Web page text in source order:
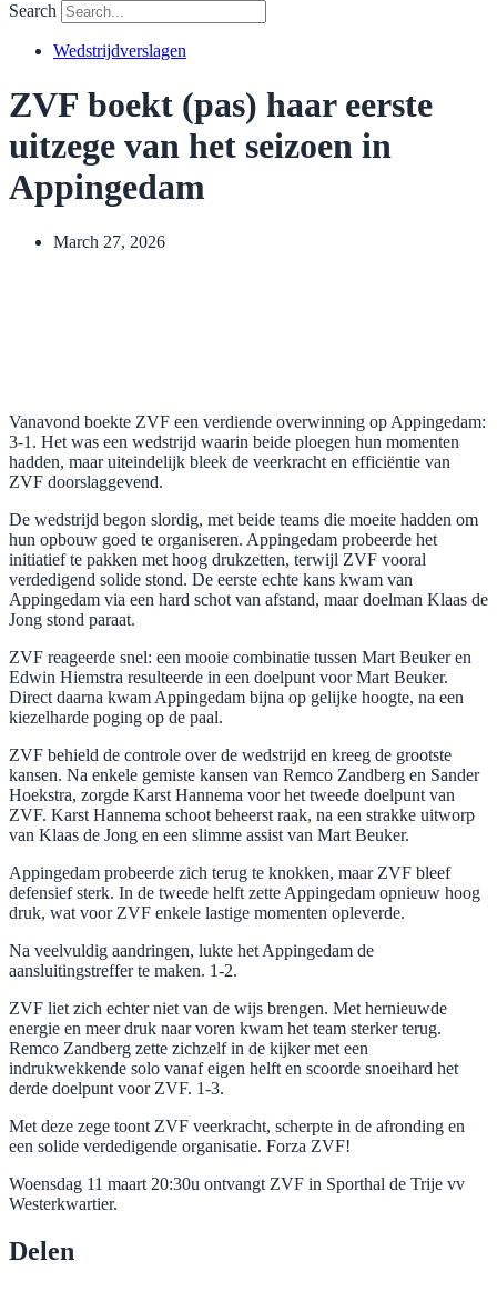
Search
Wedstrijdverslagen
ZVF boekt (pas) haar eerste
uitzege van het seizoen in
Appingedam
March 27, 2026
Vanavond boekte ZVF een verdiende overwinning op Appingedam:
3-1. Het was een wedstrijd waarin beide ploegen hun momenten
hadden, maar uiteindelijk bleek de veerkracht en efficiëntie van
ZVF doorslaggevend.
De wedstrijd begon slordig, met beide teams die moeite hadden om
hun opbouw goed te organiseren. Appingedam probeerde het
initiatief te pakken met hoog drukzetten, terwijl ZVF vooral
verdedigend solide stond. De eerste echte kans kwam van
Appingedam via een hard schot van afstand, maar doelman Klaas de
Jong stond paraat.
ZVF reageerde snel: een mooie combinatie tussen Mart Beuker en
Edwin Hiemstra resulteerde in een doelpunt voor Mart Beuker.
Direct daarna kwam Appingedam bijna op gelijke hoogte, na een
kiezelharde poging op de paal.
ZVF behield de controle over de wedstrijd en kreeg de grootste
kansen. Na enkele gemiste kansen van Remco Zandberg en Sander
Hoekstra, zorgde Karst Hannema voor het tweede doelpunt van
ZVF. Karst Hannema schoot beheerst raak, na een strakke uitworp
van Klaas de Jong en een slimme assist van Mart Beuker.
Appingedam probeerde zich terug te knokken, maar ZVF bleef
defensief sterk. In de tweede helft zette Appingedam opnieuw hoog
druk, wat voor ZVF enkele lastige momenten opleverde.
Na veelvuldig aandringen, lukte het Appingedam de
aansluitingstreffer te maken. 1-2.
ZVF liet zich echter niet van de wijs brengen. Met hernieuwde
energie en meer druk naar voren kwam het team sterker terug.
Remco Zandberg zette zichzelf in de kijker met een
indrukwekkende solo vanaf eigen helft en scoorde snoeihard het
derde doelpunt voor ZVF. 1-3.
Met deze zege toont ZVF veerkracht, scherpte in de afronding en
een solide verdedigende organisatie. Forza ZVF!
Woensdag 11 maart 20:30u ontvangt ZVF in Sporthal de Trije vv
Westerkwartier.
Delen